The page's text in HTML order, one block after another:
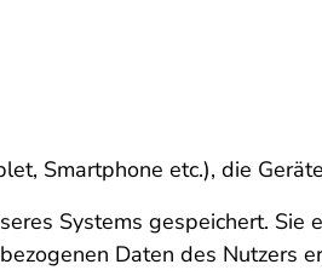
Smartphone etc.), die
Systems gespeichert. Sie
Daten des Nutzers